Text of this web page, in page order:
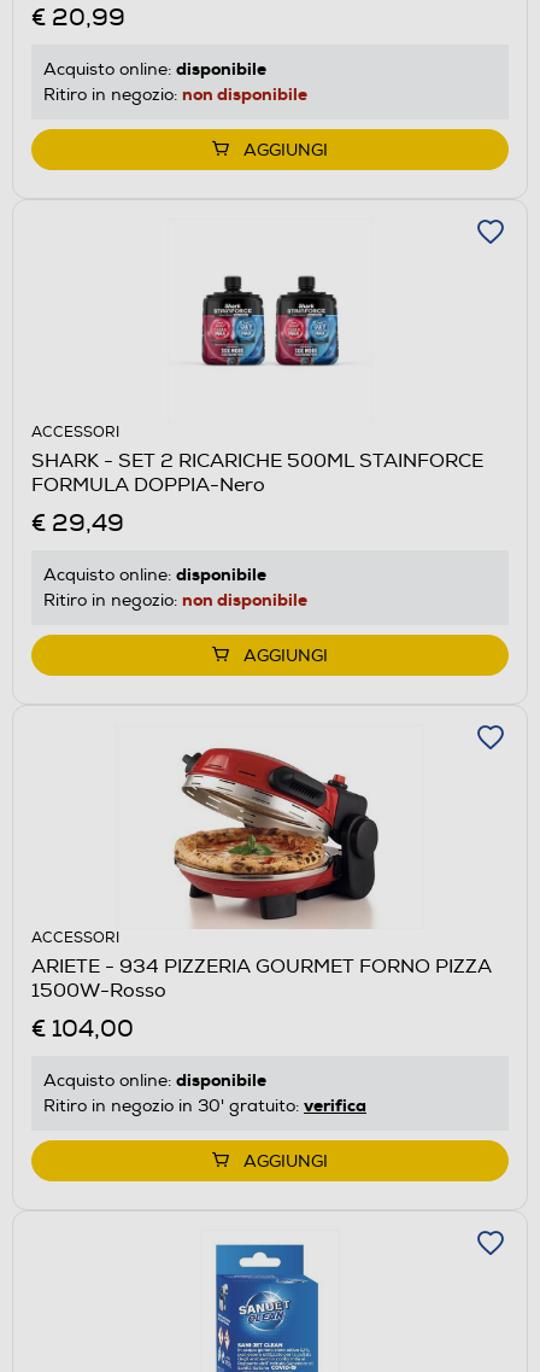
€ 20,99
Acquisto online: disponibile
Ritiro in negozio: non disponibile
AGGIUNGI
ACCESSORI
SHARK - SET 2 RICARICHE 500ML STAINFORCE
FORMULA DOPPIA-Nero
€ 29,49
Acquisto online: disponibile
Ritiro in negozio: non disponibile
AGGIUNGI
ACCESSORI
ARIETE - 934 PIZZERIA GOURMET FORNO PIZZA
1500W-Rosso
€ 104,00
Acquisto online: disponibile
Ritiro in negozio in 30' gratuito: verifica
AGGIUNGI